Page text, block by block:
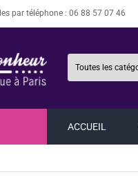
par téléphone : 06 88 57 07 46
ACCUEIL